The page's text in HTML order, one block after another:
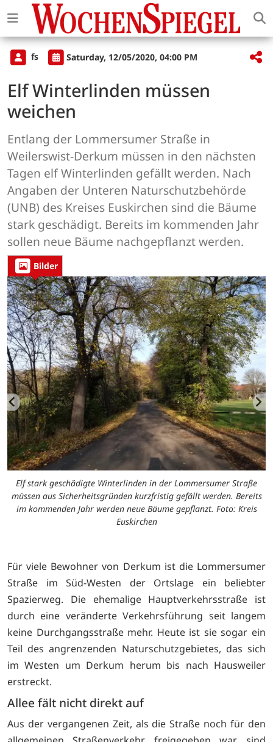
fs Saturday, 12/05/2020, 04:00 PM
Elf Winterlinden müssen
weichen
Entlang der Lommersumer Straße in
Weilerswist-Derkum müssen in den nächsten
Tagen elf Winterlinden gefällt werden. Nach
Angaben der Unteren Naturschutzbehörde
(UNB) des Kreises Euskirchen sind die Bäume
stark geschädigt. Bereits im kommenden Jahr
sollen neue Bäume nachgepflanzt werden.
Bilder
Elf stark geschädigte Winterlinden in der Lommersumer Straße
müssen aus Sicherheitsgründen kurzfristig gefällt werden. Bereits
im kommenden Jahr werden neue Bäume gepflanzt. Foto: Kreis
Euskirchen
Für viele Bewohner von Derkum ist die Lommersumer
Straße im Süd-Westen der Ortslage ein beliebter
Spazierweg. Die ehemalige Hauptverkehrsstraße ist
durch eine veränderte Verkehrsführung seit langem
keine Durchgangsstraße mehr. Heute ist sie sogar ein
Teil des angrenzenden Naturschutzgebietes, das sich
im Westen um Derkum herum bis nach Hausweiler
erstreckt.
Allee fält nicht direkt auf
Aus der vergangenen Zeit, als die Straße noch für den